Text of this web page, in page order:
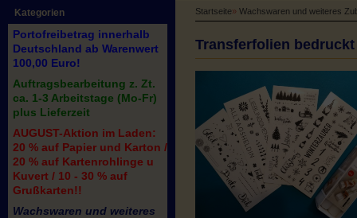
Kategorien
Portofreibetrag innerhalb
Deutschland ab Warenwert
100,00 Euro!
Auftragsbearbeitung z. Zt.
ca. 1-3 Arbeitstage (Mo-Fr)
plus Lieferzeit
AUGUST-Aktion im Laden:
20 % auf Papier und Karton /
20 % auf Kartenrohlinge u
Kuvert / 10 - 30 % auf
Grußkarten!!
Wachswaren und weiteres
Startseite» Wachswaren und weiteres
Transferfolien